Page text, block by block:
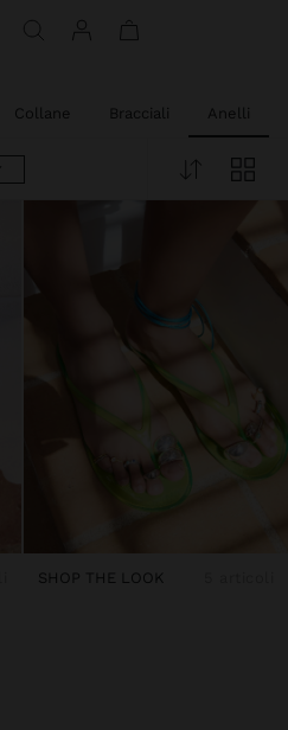
Collane Bracciali Anelli
SHOP THE LOOK